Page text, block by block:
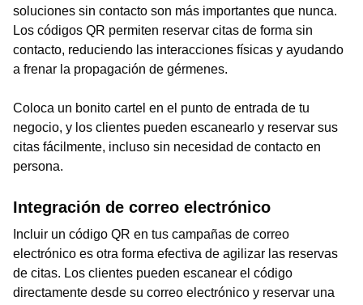
soluciones sin contacto son más importantes que nunca.
Los códigos QR permiten reservar citas de forma sin
contacto, reduciendo las interacciones físicas y ayudando
a frenar la propagación de gérmenes.
Coloca un bonito cartel en el punto de entrada de tu
negocio, y los clientes pueden escanearlo y reservar sus
citas fácilmente, incluso sin necesidad de contacto en
persona.
Integración de correo electrónico
Incluir un código QR en tus campañas de correo
electrónico es otra forma efectiva de agilizar las reservas
de citas. Los clientes pueden escanear el código
directamente desde su correo electrónico y reservar una